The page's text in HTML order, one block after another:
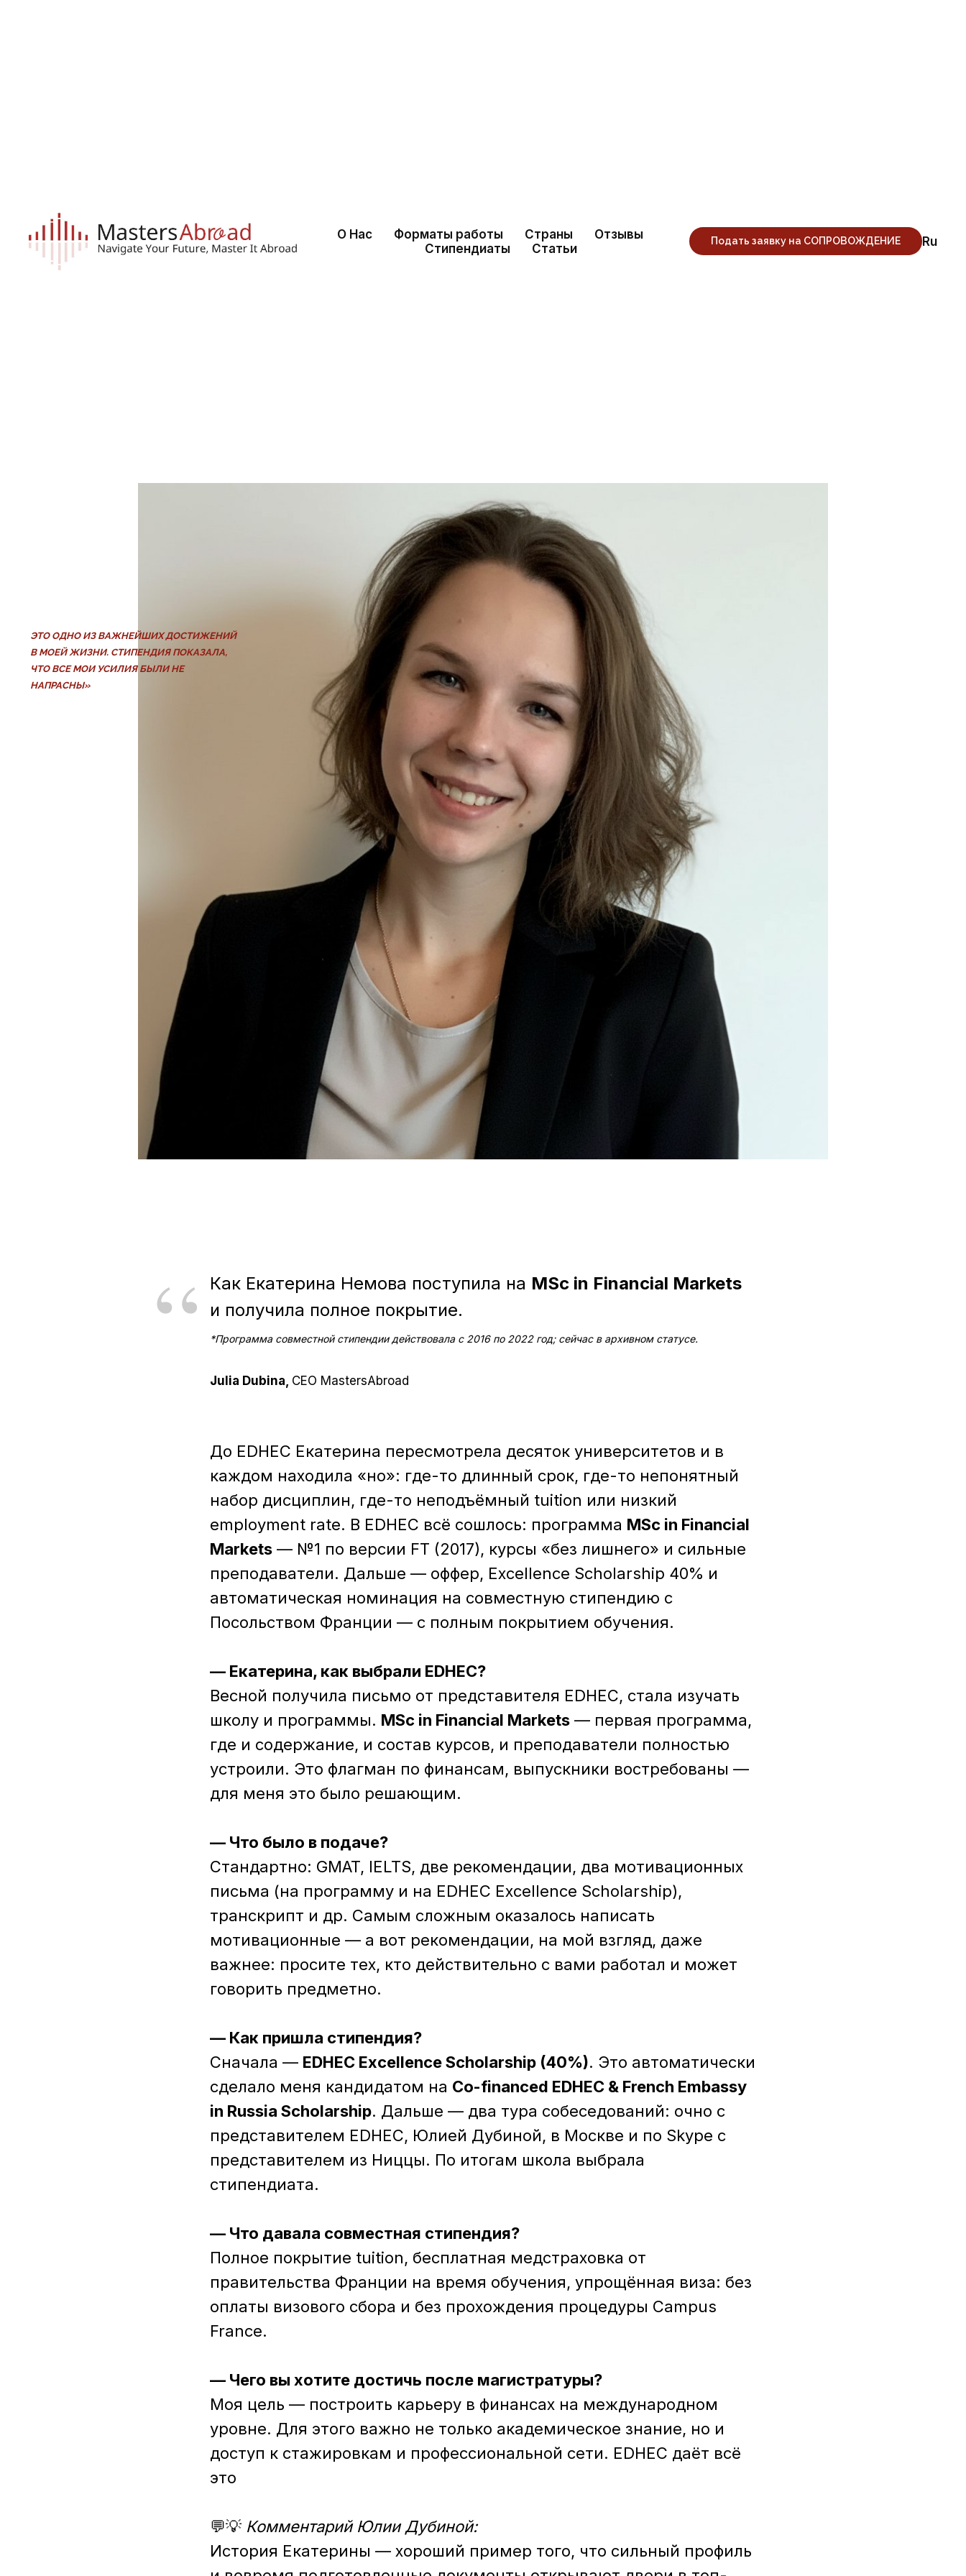
О Нас Форматы работы Страны
Отзывы
Стипендиаты
Статьи
Подать заявку на СОПРОВОЖДЕНИЕ Ru
мире по финансам и получить
ЭТО ОДНО ИЗ ВАЖНЕЙШИХ ДОСТИЖЕНИЙ
В МОЕЙ ЖИЗНИ. СТИПЕНДИЯ ПОКАЗАЛА,
ЧТО ВСЕ МОИ УСИЛИЯ БЫЛИ НЕ
НАПРАСНЫ»
“ Как Екатерина Немова поступила на MSc in Financial Markets
и получила полное покрытие.
*Программа совместной стипендии действовала с 2016 по 2022 год; сейчас в архивном статусе.
Julia Dubina, CEO MastersAbroad
До EDHEC Екатерина пересмотрела десяток университетов и в
каждом находила «но»: где-то длинный срок, где-то непонятный
набор дисциплин, где-то неподъёмный tuition или низкий
employment rate. В EDHEC всё сошлось: программа MSc in Financial
Markets — №1 по версии FT (2017), курсы «без лишнего» и сильные
преподаватели. Дальше — оффер, Excellence Scholarship 40% и
автоматическая номинация на совместную стипендию с
Посольством Франции — с полным покрытием обучения.
— Екатерина, как выбрали EDHEC?
Весной получила письмо от представителя EDHEC, стала изучать
школу и программы. MSc in Financial Markets — первая программа,
где и содержание, и состав курсов, и преподаватели полностью
устроили. Это флагман по финансам, выпускники востребованы —
для меня это было решающим.
— Что было в подаче?
Стандартно: GMAT, IELTS, две рекомендации, два мотивационных
письма (на программу и на EDHEC Excellence Scholarship),
транскрипт и др. Самым сложным оказалось написать
мотивационные — а вот рекомендации, на мой взгляд, даже
важнее: просите тех, кто действительно с вами работал и может
говорить предметно.
— Как пришла стипендия?
Сначала — EDHEC Excellence Scholarship (40%). Это автоматически
сделало меня кандидатом на Co-financed EDHEC & French Embassy
in Russia Scholarship. Дальше — два тура собеседований: очно с
представителем EDHEC, Юлией Дубиной, в Москве и по Skype с
представителем из Ниццы. По итогам школа выбрала
стипендиата.
— Что давала совместная стипендия?
Полное покрытие tuition, бесплатная медстраховка от
правительства Франции на время обучения, упрощённая виза: без
оплаты визового сбора и без прохождения процедуры Campus
France.
— Чего вы хотите достичь после магистратуры?
Моя цель — построить карьеру в финансах на международном
уровне. Для этого важно не только академическое знание, но и
доступ к стажировкам и профессиональной сети. EDHEC даёт всё
это
💬💡 Комментарий Юлии Дубиной:
История Екатерины — хороший пример того, что сильный профиль